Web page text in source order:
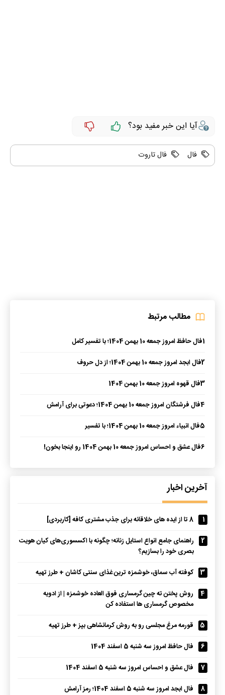
آیا این خبر مفید بود؟
فال فال تاروت
مطالب مرتبط
1فال حافظ امروز جمعه 10 بهمن 1404؛ با تفسیر کامل
2فال ابجد امروز جمعه 10 بهمن 1404؛ از دل حروف
3فال قهوه امروز جمعه 10 بهمن 1404
4فال فرشتگان امروز جمعه 10 بهمن 1404؛ دعوتی برای آرامش
5فال انبیاء امروز جمعه 10 بهمن 1404؛ با تفسیر
6فال عشق و احساس امروز جمعه 10 بهمن 1404 رو اینجا بخون!
آخرین اخبار
1
8 تا از ایده های خلاقانه برای جذب مشتری کافه [کاربردی]
2
راهنمای جامع انواع استایل زنانه؛ چگونه با اکسسوری‌های کیان هویت
بصری خود را بسازیم؟
3
کوفته آب سماق، خوشمزه ترین غذای سنتی کاشان + طرز تهیه
4
روش پختن ته چین گرمساری فوق العاده خوشمزه | از ادویه
مخصوص گرمساری ها استفاده کن
5
قورمه مرغ مجلسی رو به روش کرمانشاهی بپز + طرز تهیه
6
فال حافظ امروز سه شنبه 5 اسفند 1404
7
فال عشق و احساس امروز سه شنبه 5 اسفند 1404
8
فال ابجد امروز سه شنبه 5 اسفند 1404؛ رمز آرامش